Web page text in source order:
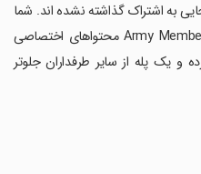
به اشتراک گذاشته نشده اند. شما
می توانید با عضویت در بخش Army Membership محتواهای اختصاصی
و یک پله از سایر طرفداران جلوتر